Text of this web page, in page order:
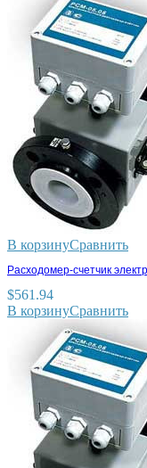
В корзинуСравнить
Расходомер-счетчик
$561.94
В корзинуСравнить